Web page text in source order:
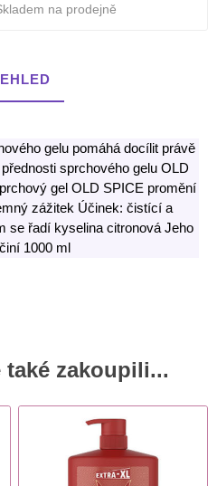
na prodejně
gelu pomáhá docílit právě
sprchového gelu OLD
gel OLD SPICE promění
zážitek Účinek: čistící a
se řadí kyselina citronová Jeho
1000 ml
také zakoupili...